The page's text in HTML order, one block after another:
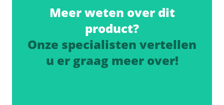
Meer weten over dit
product?
Onze specialisten vertellen
u er graag meer over!